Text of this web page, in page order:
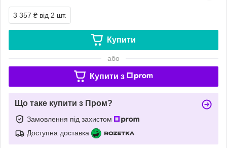
3 357 ₴ від 2 шт.
Купити
або
Купити з
Що таке купити з Пром?
Замовлення під захистом
Доступна доставка